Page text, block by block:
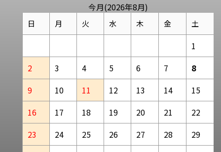
今月(2026年8月)
日 月 火 水 木 金 土
1
2
3 4 5 6 7
8
9
10 11 12 13 14
15
16
17 18 19 20 21
22
23
24 25 26 27 28
29